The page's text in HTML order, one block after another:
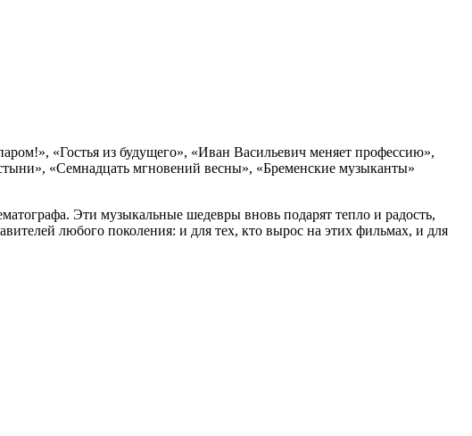
«Гостья из будущего», «Иван Васильевич меняет профессию»,
«Семнадцать мгновений весны», «Бременские музыканты»
Эти музыкальные шедевры вновь подарят тепло и радость,
любого поколения: и для тех, кто вырос на этих фильмах, и для